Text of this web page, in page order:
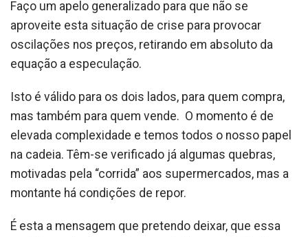
Faço um apelo generalizado para que não se
aproveite esta situação de crise para provocar
oscilações nos preços, retirando em absoluto da
equação a especulação.
Isto é válido para os dois lados, para quem compra,
mas também para quem vende. O momento é de
elevada complexidade e temos todos o nosso papel
na cadeia. Têm-se verificado já algumas quebras,
motivadas pela “corrida” aos supermercados, mas a
montante há condições de repor.
É esta a mensagem que pretendo deixar, que essa